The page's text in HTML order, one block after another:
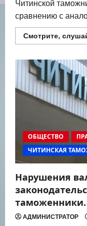
Читинской
сравнению с
Смотрите,
ОБЩЕСТВО
ЧИТИНСКАЯ
Нарушения
таможенники.
АДМИНИСТРАТОР